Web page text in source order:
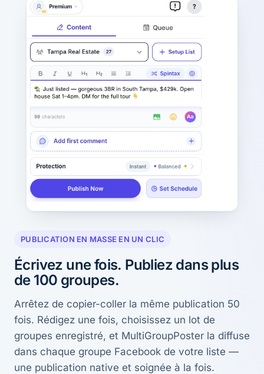
PUBLICATION EN MASSE EN UN CLIC
Écrivez une fois. Publiez dans plus
de 100 groupes.
Arrêtez de copier-coller la même publication 50
fois. Rédigez une fois, choisissez un lot de
groupes enregistré, et MultiGroupPoster la diffuse
dans chaque groupe Facebook de votre liste —
une publication native et soignée à la fois.